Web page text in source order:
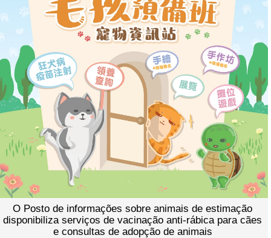
O Posto de informações sobre animais de estimação
disponibiliza serviços de vacinação anti-rábica para cães
e consultas de adopção de animais